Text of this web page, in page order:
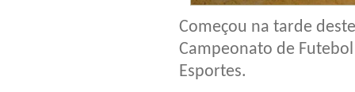
Começou na tarde
Campeonato de
Esportes.